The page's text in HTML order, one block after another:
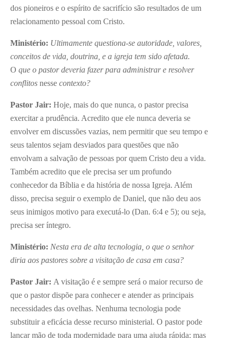
dos pioneiros e o espírito de sacrifício são resultados de um
relacionamento pessoal com Cristo.
Ministério: Ultimamente questiona-se autoridade, valores,
conceitos de vida, doutrina, e a igreja tem sido afetada.
O que o pastor deveria fazer para administrar e resolver
conflitos nesse contexto?
Pastor Jair: Hoje, mais do que nunca, o pastor precisa
exercitar a prudência. Acredito que ele nunca deveria se
envolver em discussões vazias, nem permitir que seu tempo e
seus talentos sejam desviados para questões que não
envolvam a salvação de pessoas por quem Cristo deu a vida.
Também acredito que ele precisa ser um profundo
conhecedor da Bíblia e da história de nossa Igreja. Além
disso, precisa seguir o exemplo de Daniel, que não deu aos
seus inimigos motivo para executá-lo (Dan. 6:4 e 5); ou seja,
precisa ser íntegro.
Ministério: Nesta era de alta tecnologia, o que o senhor
diria aos pastores sobre a visitação de casa em casa?
Pastor Jair: A visitação é e sempre será o maior recurso de
que o pastor dispõe para conhecer e atender as principais
necessidades das ovelhas. Nenhuma tecnologia pode
substituir a eficácia desse recurso ministerial. O pastor pode
lançar mão de toda modernidade para uma ajuda rápida; mas